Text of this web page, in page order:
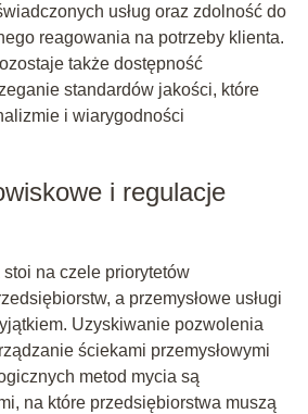
usług oraz zdolność do
reagowania na potrzeby klienta.
także dostępność
standardów jakości, które
i wiarygodności
i regulacje
na czele priorytetów
a przemysłowe usługi
Uzyskiwanie pozwolenia
ściekami przemysłowymi
metod mycia są
na które przedsiębiorstwa muszą